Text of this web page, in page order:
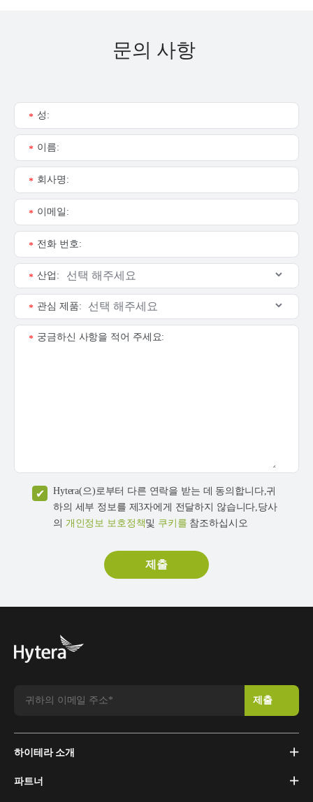
문의 사항
성:
*
이름:
*
회사명:
*
이메일:
*
전화 번호:
*
산업:
*
관심 제품:
*
궁금하신 사항을 적어 주세요:
*
Hytera(으)로부터 다른 연락을 받는 데 동의합니다,귀
하의 세부 정보를 제3자에게 전달하지 않습니다,당사
의 개인정보 보호정책및 쿠키를 참조하십시오
하이테라 소개
파트너